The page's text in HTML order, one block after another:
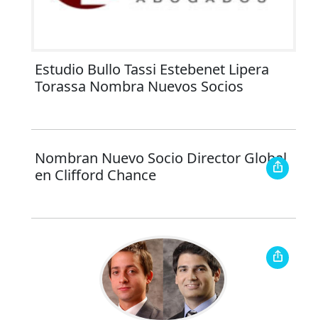
Estudio Bullo Tassi Estebenet Lipera
Torassa Nombra Nuevos Socios
Nombran Nuevo Socio Director Global
en Clifford Chance